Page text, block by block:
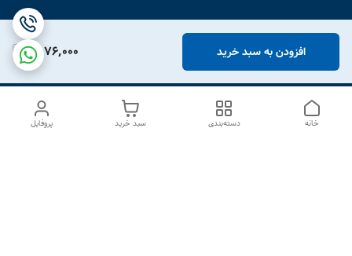
1,976,000 افزودن به سبد خرید
پروفایل سبد خرید دسته‌بندی خانه